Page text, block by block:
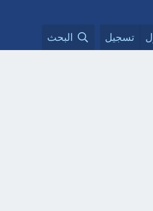
مقالات الأطباء
تسجيل البحث